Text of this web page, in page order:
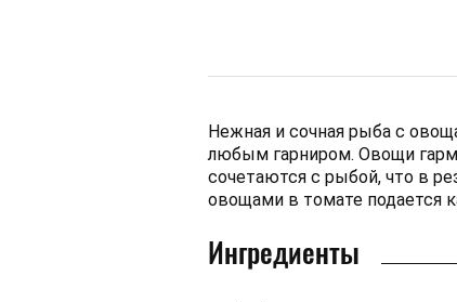
Нежная и сочная рыба с
любым гарниром. Овощи
сочетаются с рыбой, что в
овощами в томате подается
Ингредиенты